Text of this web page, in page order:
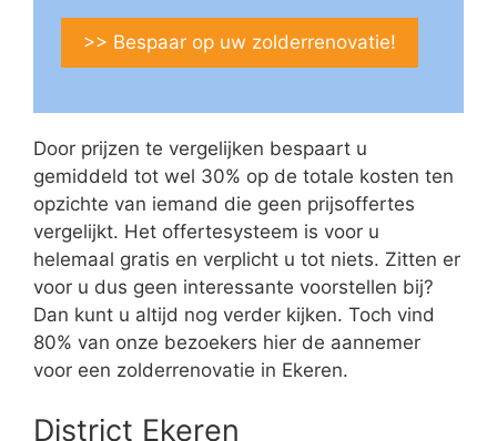
>> Bespaar op uw zolderrenovatie!
Door prijzen te vergelijken bespaart u
gemiddeld tot wel 30% op de totale kosten ten
opzichte van iemand die geen prijsoffertes
vergelijkt. Het offertesysteem is voor u
helemaal gratis en verplicht u tot niets. Zitten er
voor u dus geen interessante voorstellen bij?
Dan kunt u altijd nog verder kijken. Toch vind
80% van onze bezoekers hier de aannemer
voor een zolderrenovatie in Ekeren.
District Ekeren